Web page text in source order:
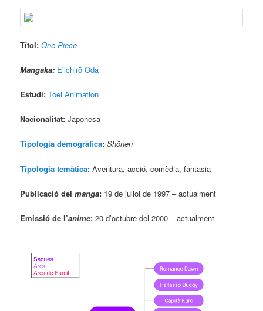
Títol: One Piece
Mangaka: Eiichirō Oda
Estudi: Toei Animation
Nacionalitat: Japonesa
Tipologia demogràfica: Shōnen
Tipologia temàtica: Aventura, acció, comèdia, fantasia
Publicació delmanga: 19 de juliol de 1997 – actualment
Emissió de l’anime: 20 d’octubre del 2000 – actualment